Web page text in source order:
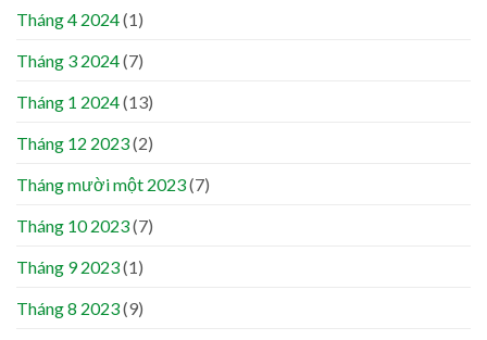
Tháng 4 2024(1)
Tháng 3 2024(7)
Tháng 1 2024(13)
Tháng 12 2023(2)
Tháng mười một 2023(7)
Tháng 10 2023(7)
Tháng 9 2023(1)
Tháng 8 2023(9)